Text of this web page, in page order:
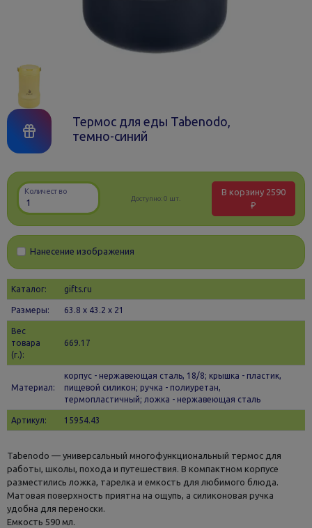
Термос для еды Tabenodo,
темно-синий
Количество
Доступно:0 шт.
В корзину 2590
₽
Нанесение изображения
Каталог: gifts.ru
Размеры: 63.8 х 43.2 x 21
Вес
товара
(г.):
669.17
Материал:
корпус - нержавеющая сталь, 18/8; крышка - пластик,
пищевой силикон; ручка - полиуретан,
термопластичный; ложка - нержавеющая сталь
Артикул: 15954.43
Tabenodo — универсальный многофункциональный термос для
работы, школы, похода и путешествия. В компактном корпусе
разместились ложка, тарелка и емкость для любимого блюда.
Матовая поверхность приятна на ощупь, а силиконовая ручка
удобна для переноски.
Емкость 590 мл.